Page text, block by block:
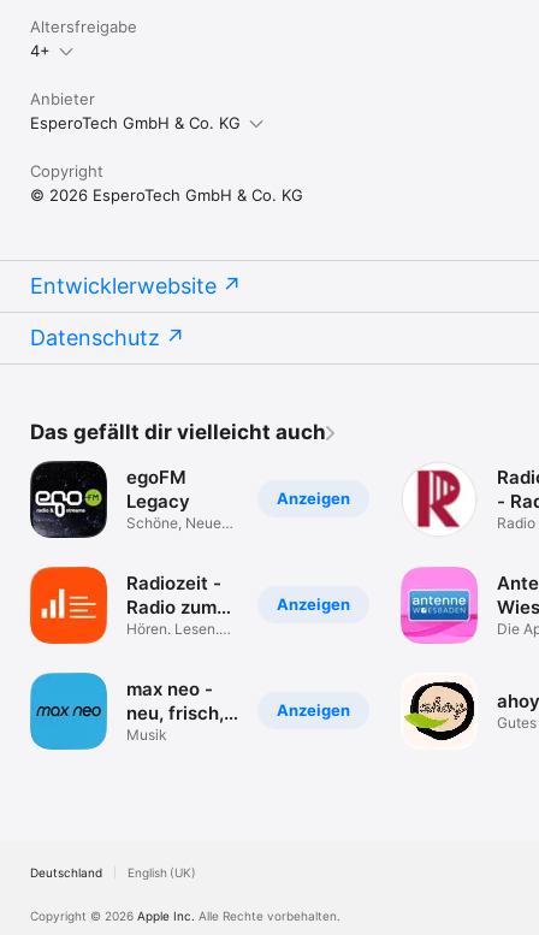
Altersfreigabe
4+
Anbieter
EsperoTech GmbH & Co. KG
Copyright
© 2026 EsperoTech GmbH & Co. KG
Entwicklerwebsite
Datenschutz
Das gefällt dir vielleicht auch
Anzeigen
egoFM
Legacy
Schöne, Neue
Anzeigen
Radiozeit -
Radio zum
Mitlesen
Hören. Lesen.
Anzeigen
max neo -
neu, frisch,
anders!
Musik
-
alle
Radio
Die
Deutschland English (UK)
Copyright © 2026 Apple Inc. Alle Rechte vorbehalten.